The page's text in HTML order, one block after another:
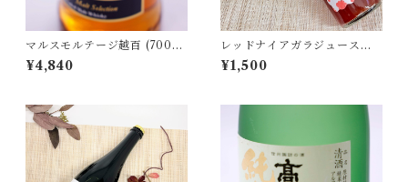
マルスモルテージ越百 (700m
l)
¥4,840
レッドナイアガラジュース（7
20ml）
¥1,500